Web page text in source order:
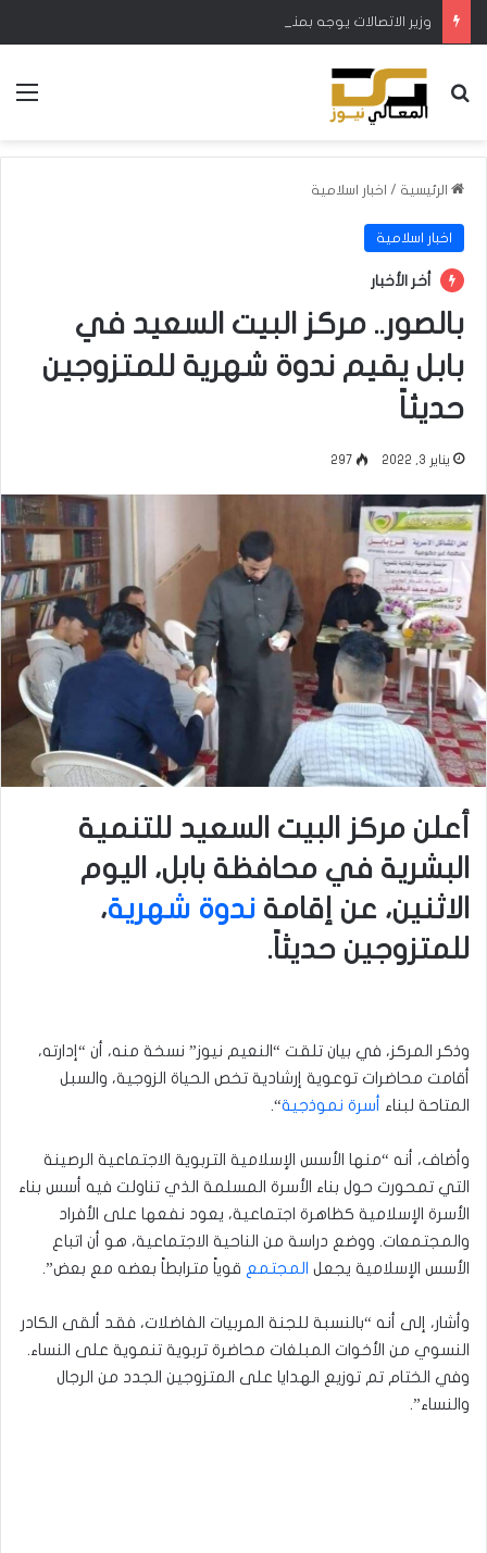
وزير الاتصالات يوجه بمنح 7 أيام لتجديد الاشتراك بالكيبل الضوئي
بحث عن
الرئيسية / اخبار اسلامية
اخبار اسلامية
أخر الأخبار
بالصور.. مركز البيت السعيد في
بابل يقيم ندوة شهرية للمتزوجين
حديثاً
يناير 3, 2022 297
أعلن مركز البيت السعيد للتنمية
البشرية في محافظة بابل، اليوم
الاثنين، عن إقامة ندوة شهرية،
للمتزوجين حديثاً.
وذكر المركز، في بيان تلقت “النعيم نيوز” نسخة منه، أن “إدارته،
أقامت محاضرات توعوية إرشادية تخص الحياة الزوجية، والسبل
المتاحة لبناء
أسرة نموذجية“.
وأضاف، أنه “منها الأسس الإسلامية التربوية الاجتماعية الرصينة
التي تمحورت حول بناء الأسرة المسلمة الذي تناولت فيه أسس بناء
الأسرة الإسلامية كظاهرة اجتماعية، يعود نفعها على الأفراد
والمجتمعات. ووضع دراسة من الناحية الاجتماعية، هو أن اتباع
الأسس الإسلامية يجعل المجتمع قوياً مترابطاً بعضه مع بعض”.
وأشار، إلى أنه “بالنسبة للجنة المربيات الفاضلات، فقد ألقى الكادر
النسوي من الأخوات المبلغات محاضرة تربوية تنموية على النساء.
وفي الختام تم توزيع الهدايا على المتزوجين الجدد من الرجال
والنساء”.